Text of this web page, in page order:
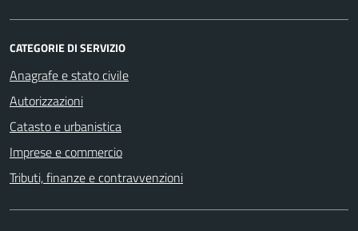
CATEGORIE DI SERVIZIO
Anagrafe e stato civile
Autorizzazioni
Catasto e urbanistica
Imprese e commercio
Tributi, finanze e contravvenzioni